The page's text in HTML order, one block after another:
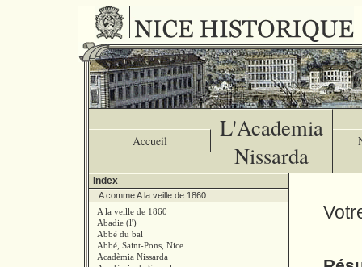
Accueil
L'Academia
Nissarda
Index
A comme A la veille de 1860
A la veille de 1860
Abadie (l')
Abbé du bal
Abbé, Saint-Pons, Nice
Acadèmia Nissarda